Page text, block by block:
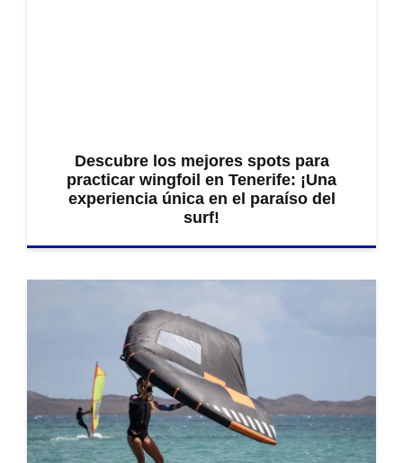
Descubre los mejores spots para
practicar wingfoil en Tenerife: ¡Una
experiencia única en el paraíso del
surf!